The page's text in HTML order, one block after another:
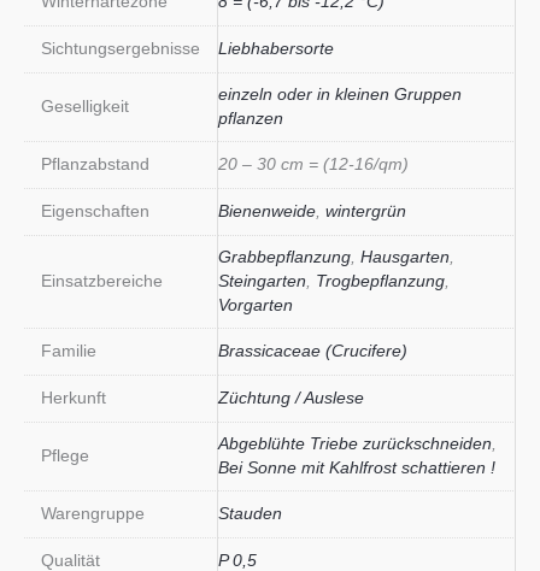
Sichtungsergebnisse Liebhabersorte
Geselligkeit
einzeln oder in kleinen Gruppen
pflanzen
Pflanzabstand 20 – 30 cm = (12-16/qm)
Eigenschaften Bienenweide wintergrün
Einsatzbereiche
Grabbepflanzung Hausgarten
Steingarten
Trogbepflanzung
Vorgarten
Familie Brassicaceae (Crucifere)
Herkunft Züchtung / Auslese
Pflege
Abgeblühte Triebe zurückschneiden
Bei Sonne mit Kahlfrost schattieren !
Warengruppe Stauden
Qualität P 0,5